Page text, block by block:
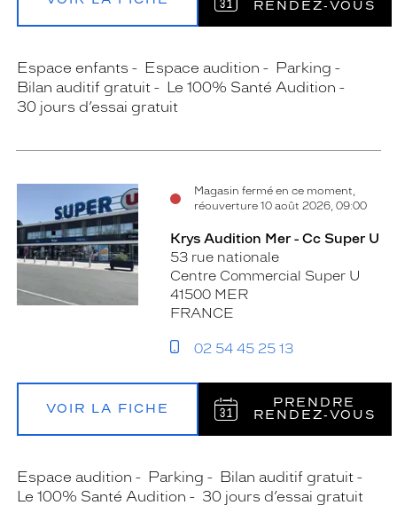
RENDEZ‑VOUS
Espace enfants Espace audition
Parking
Bilan auditif gratuit
Le 100% Santé Audition
30 jours d’essai gratuit
Magasin fermé en ce moment,
réouverture 10 août 2026, 09:00
Krys Audition Mer - Cc Super U
53 rue nationale
Centre Commercial Super U
41500 MER
FRANCE
02 54 45 25 13
VOIR LA FICHE
PRENDRE
RENDEZ‑VOUS
Espace audition Parking
Bilan auditif gratuit
Le 100% Santé Audition
30 jours d’essai gratuit